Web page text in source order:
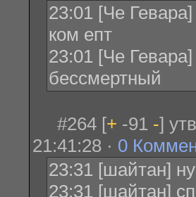
23:01 [Че
ком епт
23:01 [Че
бессмертный
#264 [+ -91 -]
21:41:28 · 0
23:31 [шайтан]
23:31 [шайтан]